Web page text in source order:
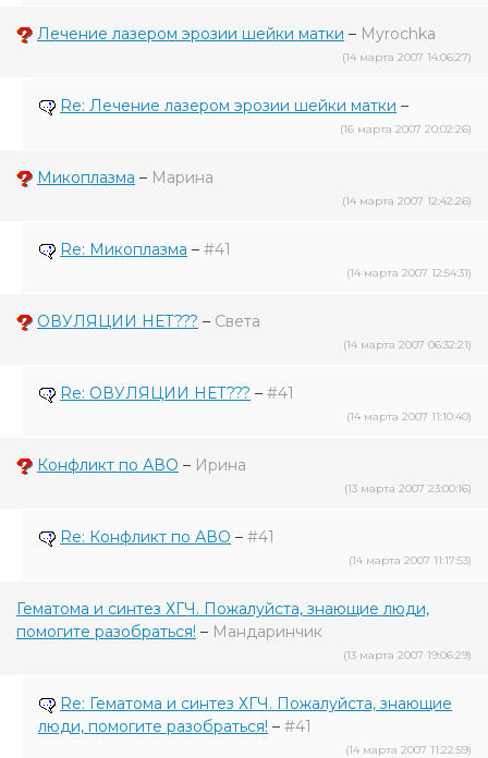
Лечение лазером эрозии шейки матки – Myrochka
(14 марта 2007 14:06:27)
Re: Лечение лазером эрозии шейки матки –
(16 марта 2007 20:02:26)
Микоплазма – Марина
(14 марта 2007 12:42:26)
Re: Микоплазма – #41
(14 марта 2007 12:54:31)
ОВУЛЯЦИИ НЕТ??? – Света
(14 марта 2007 06:32:21)
Re: ОВУЛЯЦИИ НЕТ??? – #41
(14 марта 2007 11:10:40)
Конфликт по АВО – Ирина
(13 марта 2007 23:00:16)
Re: Конфликт по АВО – #41
(14 марта 2007 11:17:53)
Гематома и синтез ХГЧ. Пожалуйста, знающие люди,
помогите разобраться! – Мандаринчик
(13 марта 2007 19:06:29)
Re: Гематома и синтез ХГЧ. Пожалуйста, знающие
люди, помогите разобраться! – #41
(14 марта 2007 11:22:59)